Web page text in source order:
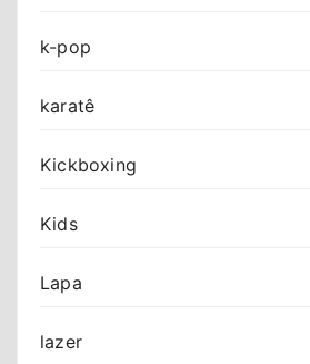
k-pop
karatê
Kickboxing
Kids
Lapa
lazer